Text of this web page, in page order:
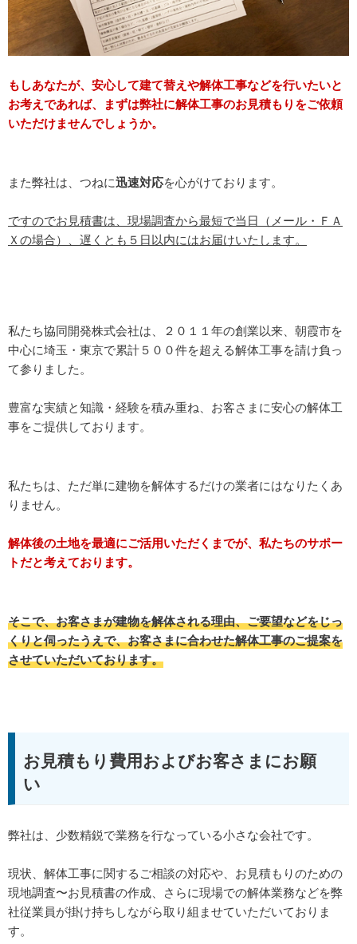
もしあなたが、安心して建て替えや解体工事などを行いたいと
お考えであれば、まずは弊社に解体工事のお見積もりをご依頼
いただけませんでしょうか。
また弊社は、つねに迅速対応を心がけております。
ですのでお見積書は、現場調査から最短で当日（メール・ＦＡ
Ｘの場合）、遅くとも５日以内にはお届けいたします。
私たち協同開発株式会社は、２０１１年の創業以来、朝霞市を
中心に埼玉・東京で累計５００件を超える解体工事を請け負っ
て参りました。
豊富な実績と知識・経験を積み重ね、お客さまに安心の解体工
事をご提供しております。
私たちは、ただ単に建物を解体するだけの業者にはなりたくあ
りません。
解体後の土地を最適にご活用いただくまでが、私たちのサポー
トだと考えております。
そこで、お客さまが建物を解体される理由、ご要望などをじっ
くりと伺ったうえで、お客さまに合わせた解体工事のご提案を
させていただいております。
お見積もり費用およびお客さまにお願
い
弊社は、少数精鋭で業務を行なっている小さな会社です。
現状、解体工事に関するご相談の対応や、お見積もりのための
現地調査〜お見積書の作成、さらに現場での解体業務などを弊
社従業員が掛け持ちしながら取り組ませていただいておりま
す。